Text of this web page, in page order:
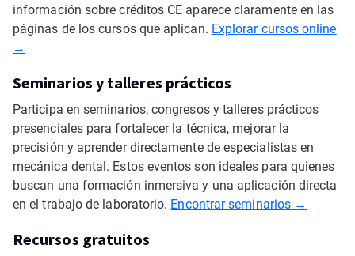
información sobre créditos CE aparece claramente en las
páginas de los cursos que aplican. Explorar cursos online
→
Seminarios y talleres prácticos
Participa en seminarios, congresos y talleres prácticos
presenciales para fortalecer la técnica, mejorar la
precisión y aprender directamente de especialistas en
mecánica dental. Estos eventos son ideales para quienes
buscan una formación inmersiva y una aplicación directa
en el trabajo de laboratorio. Encontrar seminarios →
Recursos gratuitos